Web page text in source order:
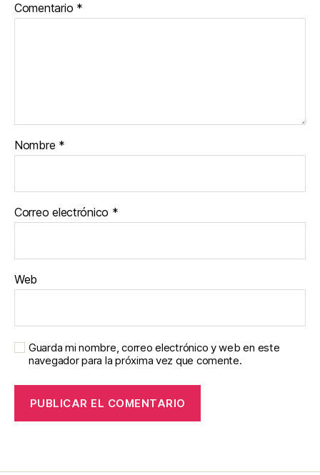
Comentario *
Nombre *
Correo electrónico *
Web
Guarda mi nombre, correo electrónico y web en este
navegador para la próxima vez que comente.